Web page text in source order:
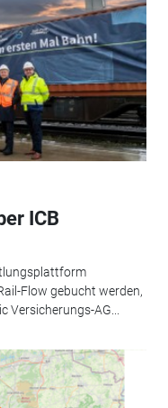
ICB
Flow gebucht werden,
AG...